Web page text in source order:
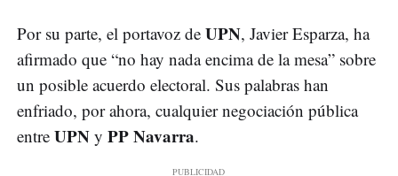
Por su parte, el portavoz de UPN, Javier Esparza, ha
afirmado que “no hay nada encima de la mesa” sobre
un posible acuerdo electoral. Sus palabras han
enfriado, por ahora, cualquier negociación pública
entre UPN y PP Navarra.